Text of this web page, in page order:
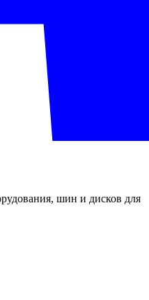
шин и дисков для